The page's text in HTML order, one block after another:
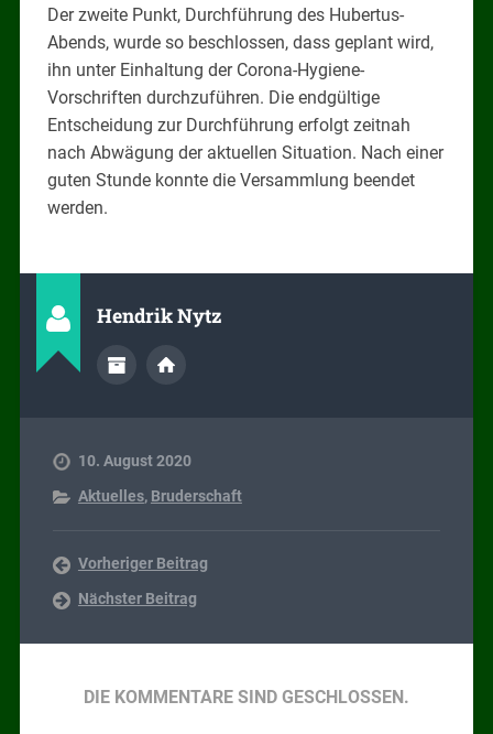
Der zweite Punkt, Durchführung des Hubertus-
Abends, wurde so beschlossen, dass geplant wird,
ihn unter Einhaltung der Corona-Hygiene-
Vorschriften durchzuführen. Die endgültige
Entscheidung zur Durchführung erfolgt zeitnah
nach Abwägung der aktuellen Situation. Nach einer
guten Stunde konnte die Versammlung beendet
werden.
Hendrik Nytz
10. August 2020
Aktuelles, Bruderschaft
Vorheriger Beitrag
Nächster Beitrag
DIE KOMMENTARE SIND GESCHLOSSEN.